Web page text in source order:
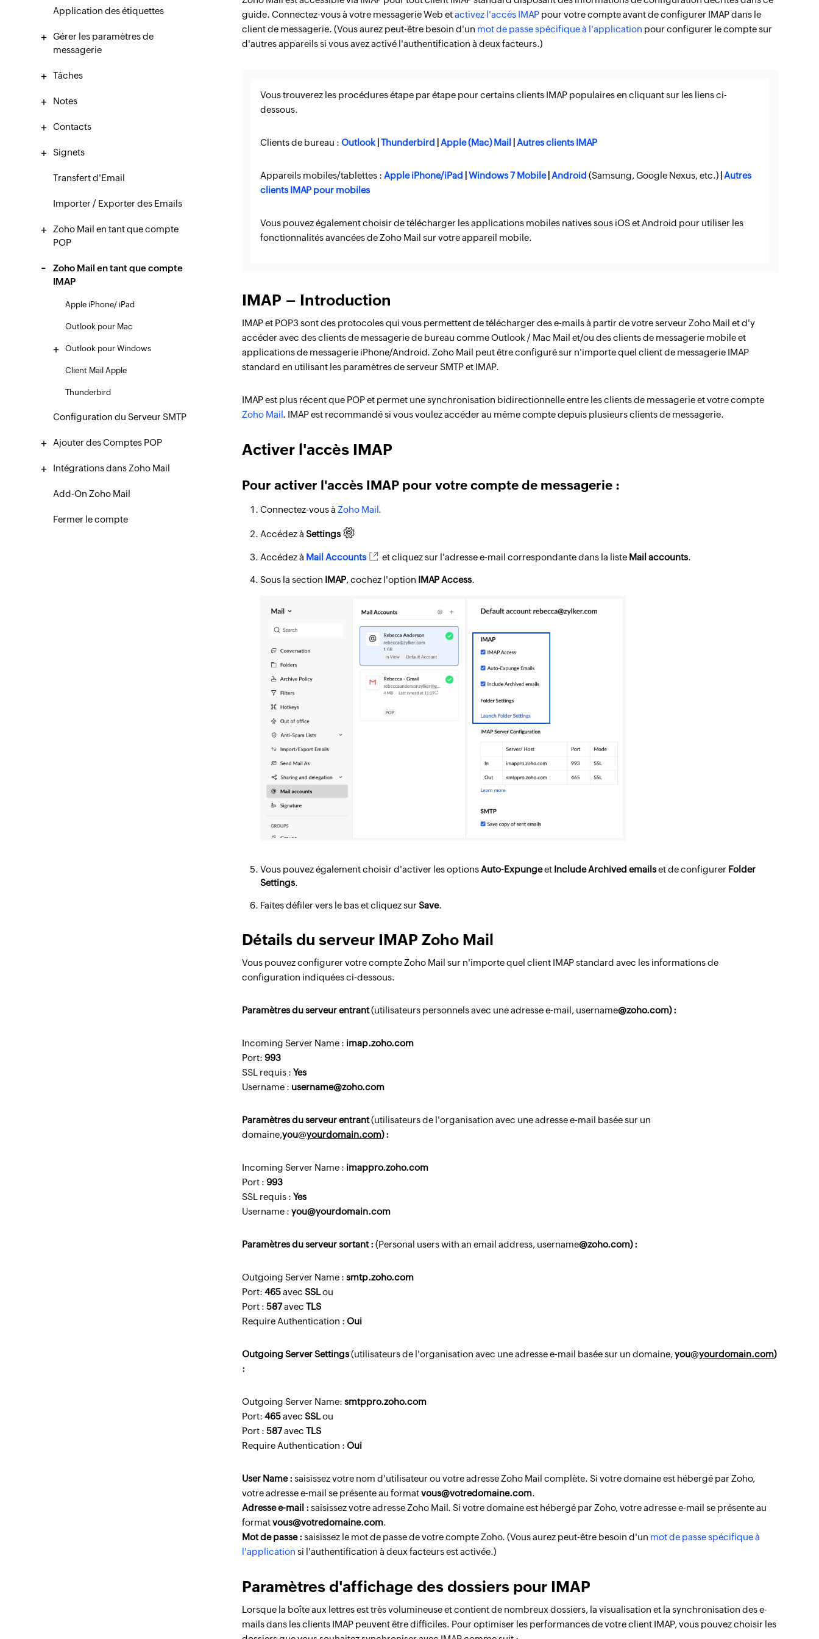
Application des étiquettes
Gérer les paramètres de
messagerie
Tâches
Notes
Contacts
Signets
Transfert d'Email
Importer / Exporter des Emails
Zoho Mail en tant que compte
POP
Zoho Mail en tant que compte
IMAP
Apple iPhone/ iPad
Outlook pour Mac
Outlook pour Windows
Client Mail Apple
Thunderbird
Configuration du Serveur SMTP
Ajouter des Comptes POP
Intégrations dans Zoho Mail
Add-On Zoho Mail
Fermer le compte
guide. Connectez-vous à votre messagerie Web etactivez l'accès IMAP pour votre compte avant de configurer IMAP dans le
client de messagerie. (Vous aurez peut-être besoin d'un mot de passe spécifique à l'application pour configurer le compte sur
d'autres appareils si vous avez activé l'authentification à deux facteurs.)
Vous trouverez les procédures étape par étape pour certains clients IMAP populaires en cliquant sur les liens ci-
dessous.
Clients de bureau :Outlook |Thunderbird |Apple (Mac) Mail |Autres clients IMAP
Appareils mobiles/tablettes :Apple iPhone/iPad |Windows 7 Mobile|Android (Samsung, Google Nexus, etc.) |Autres
clients IMAP pour mobiles
Vous pouvez également choisir de télécharger les applications mobiles natives sous iOS et Android pour utiliser les
fonctionnalités avancées de Zoho Mail sur votre appareil mobile.
IMAP – Introduction
IMAP et POP3 sont des protocoles qui vous permettent de télécharger des e-mails à partir de votre serveur Zoho Mail et d'y
accéder avec des clients de messagerie de bureau comme Outlook / Mac Mail et/ou des clients de messagerie mobile et
applications de messagerie iPhone/Android. Zoho Mail peut être configuré sur n'importe quel client de messagerie IMAP
standard en utilisant les paramètres de serveur SMTP et IMAP.
IMAP est plus récent que POP et permet une synchronisation bidirectionnelle entre les clients de messagerie et votre compte
Zoho Mail. IMAP est recommandé si vous voulez accéder au même compte depuis plusieurs clients de messagerie.
Activer l'accès IMAP
Pour activer l'accès IMAP pour votre compte de messagerie :
Connectez-vous à Zoho Mail.
Accédez àSettings
Accédez à Mail Accounts et cliquez sur l'adresse e-mail correspondante dans la liste Mail accounts.
Sous la section IMAP, cochez l'option IMAP Access.
Vous pouvez également choisir d'activer les optionsAuto-Expungeet Include Archived emailset de configurer Folder
Settings.
Faites défiler vers le bas et cliquez surSave.
Détails du serveur IMAP Zoho Mail
Vous pouvez configurer votre compte Zoho Mail sur n'importe quel client IMAP standard avec les informations de
configuration indiquées ci-dessous.
Paramètres du serveur entrant(utilisateurs personnels avec une adresse e-mail, username@zoho.com) :
Incoming Server Name : imap.zoho.com
Port: 993
SSL requis :Yes
Username : username@zoho.com
Paramètres du serveur entrant(utilisateurs de l'organisation avec une adresse e-mail basée sur un
domaine,you@yourdomain.com) :
Incoming Server Name : imappro.zoho.com
Port : 993
SSL requis :Yes
Username :you@yourdomain.com
Paramètres du serveur sortant :(Personal users with an email address, username@zoho.com) :
Outgoing Server Name :smtp.zoho.com
Port:465avecSSLou
Port :587avecTLS
Require Authentication :Oui
Outgoing Server Settings(utilisateurs de l'organisation avec une adresse e-mail basée sur un domaine,you@yourdomain.com)
:
Outgoing Server Name:smtppro.zoho.com
Port:465avecSSLou
Port :587avecTLS
Require Authentication :Oui
User Name : saisissez votre nom d'utilisateur ou votre adresse Zoho Mail complète. Si votre domaine est hébergé par Zoho,
votre adresse e-mail se présente au formatvous@votredomaine.com.
Adresse e-mail : saisissez votre adresse Zoho Mail. Si votre domaine est hébergé par Zoho, votre adresse e-mail se présente au
formatvous@votredomaine.com.
Mot de passe : saisissez le mot de passe de votre compte Zoho. (Vous aurez peut-être besoin d'un mot de passe spécifique à
l'application si l'authentification à deux facteurs est activée.)
Paramètres d'affichage des dossiers pour IMAP
Lorsque la boîte aux lettres est très volumineuse et contient de nombreux dossiers, la visualisation et la synchronisation des e-
mails dans les clients IMAP peuvent être difficiles. Pour optimiser les performances de votre client IMAP, vous pouvez choisir les